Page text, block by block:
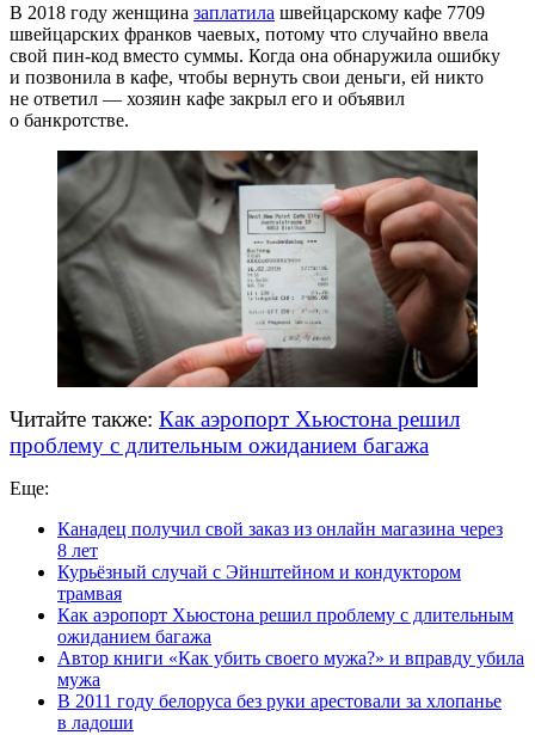
В 2018 году женщина заплатила швейцарскому кафе 7709
швейцарских франков чаевых, потому что случайно ввела
свой пин-код вместо суммы. Когда она обнаружила ошибку
и позвонила в кафе, чтобы вернуть свои деньги, ей никто
не ответил — хозяин кафе закрыл его и объявил
о банкротстве.
Читайте также: Как аэропорт Хьюстона решил
проблему с длительным ожиданием багажа
Еще:
Канадец получил свой заказ из онлайн магазина через
8 лет
Курьёзный случай с Эйнштейном и кондуктором
трамвая
Как аэропорт Хьюстона решил проблему с длительным
ожиданием багажа
Автор книги «Как убить своего мужа?» и вправду убила
мужа
В 2011 году белоруса без руки арестовали за хлопанье
в ладоши